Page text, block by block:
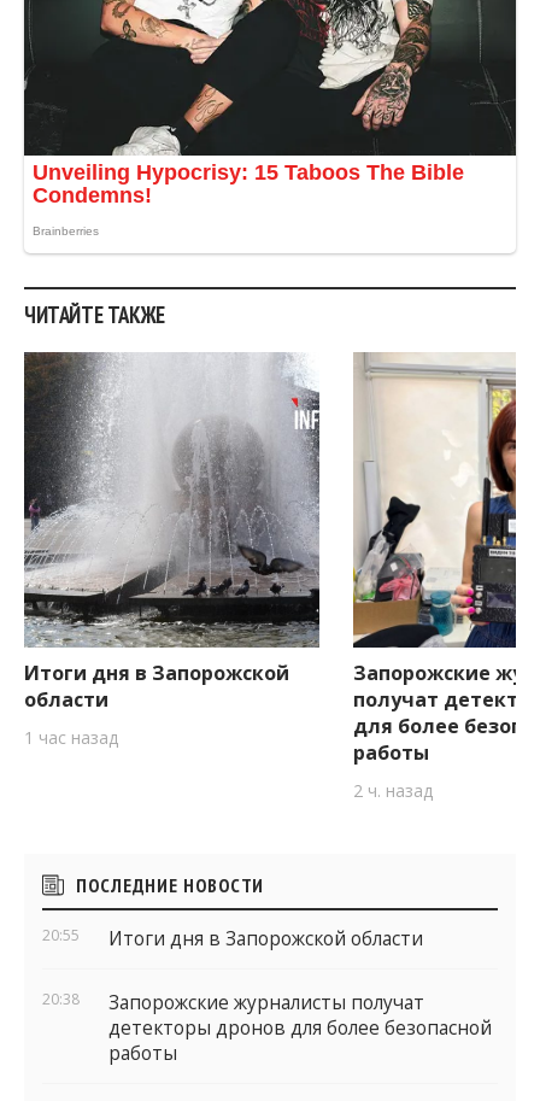
ЧИТАЙТЕ ТАКЖЕ
Итоги дня в Запорожской
области
1 час назад
Запорожские
получат
для более
работы
2 ч. назад
Боковые
виджеты
ПОСЛЕДНИЕ НОВОСТИ
20:55 Итоги дня в Запорожской области
20:38
Запорожские журналисты получат
детекторы дронов для более безопасной
работы